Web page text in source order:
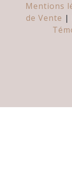
Mentions
de Vente |